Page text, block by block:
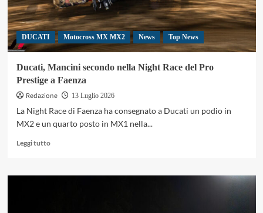
Yamaha
DUCATI Motocross MX MX2 News Top News
Ducati, Mancini secondo nella Night Race del Pro
Prestige a Faenza
Redazione
13 Luglio 2026
La Night Race di Faenza ha consegnato a Ducati un podio in
MX2 e un quarto posto in MX1 nella...
Leggi tuttoLeggi
su